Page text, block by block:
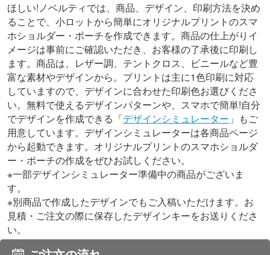
ほしい!ノベルティでは、商品、デザイン、印刷方法を決め
ることで、小ロットから簡単にオリジナルプリントのスマ
ホショルダー・ポーチを作成できます。商品の仕上がりイ
メージは事前にご確認いただき、お客様の了承後に印刷し
ます。 商品は、レザー調、テントクロス、ビニールなど豊
富な素材やデザインから。プリントは主に1色印刷に対応
していますので、デザインに合わせた印刷色お選びくださ
い。 無料で使えるデザインパターンや、スマホで簡単!自分
でデザインを作成できる「デザインシミュレーター 」もご
用意しています。 デザインシミュレーターは各商品ページ
から起動できます。オリジナルプリントのスマホショルダ
ー・ポーチの作成をぜひお試しください。
※一部デザインシミュレーター準備中の商品がございま
す。
※別商品で作成したデザインでもご入稿いただけます。お
見積・ご注文の際に保存したデザインキーをお送りくださ
い。